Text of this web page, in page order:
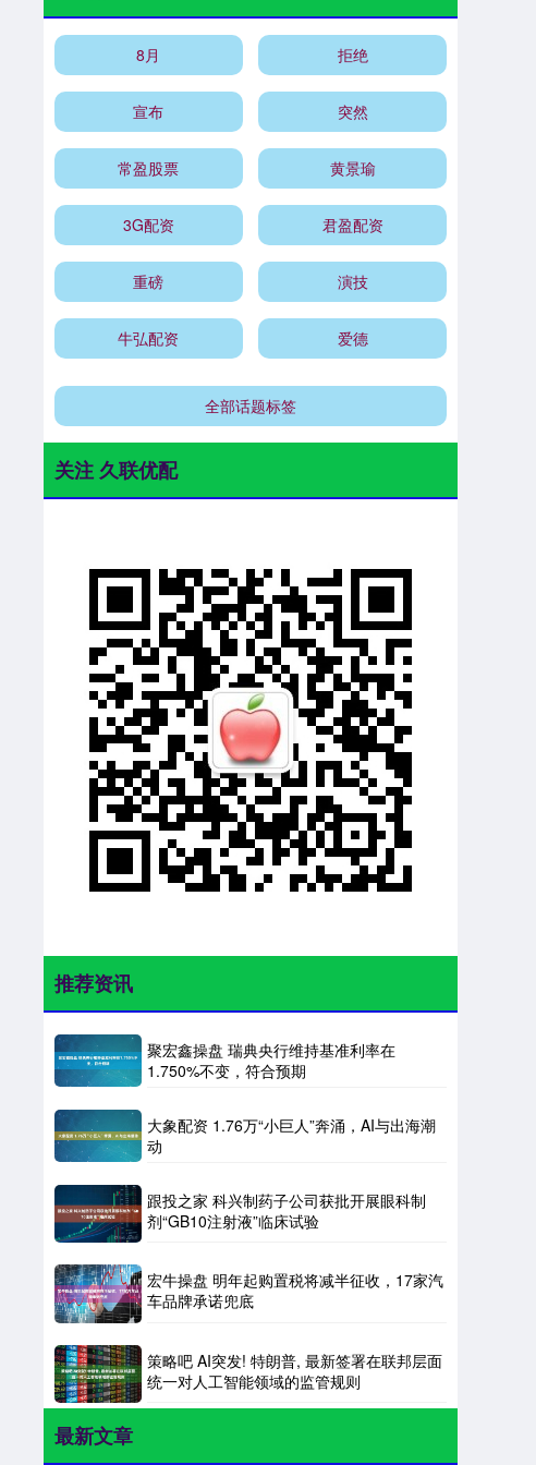
8月 拒绝
宣布 突然
常盈股票 黄景瑜
3G配资 君盈配资
重磅 演技
牛弘配资 爱德
全部话题标签
关注 久联优配
推荐资讯
聚宏鑫操盘 瑞典央行维持基准利率在
1.750%不变，符合预期
大象配资 1.76万“小巨人”奔涌，AI与出海潮
动
跟投之家 科兴制药子公司获批开展眼科制
剂“GB10注射液”临床试验
宏牛操盘 明年起购置税将减半征收，17家汽
车品牌承诺兜底
策略吧 AI突发! 特朗普, 最新签署在联邦层面
统一对人工智能领域的监管规则
最新文章